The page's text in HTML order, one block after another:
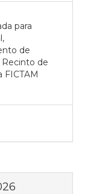
para
de
Recinto de
FICTAM